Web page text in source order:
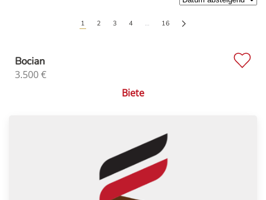
1 2 3 4 … 16
Bocian
3.500€
Biete